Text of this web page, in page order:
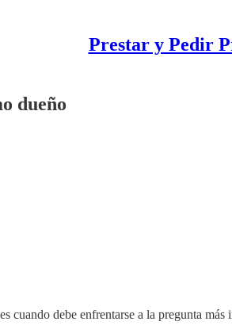
Prestar y Pedir
dueño
cuando debe enfrentarse a la pregunta